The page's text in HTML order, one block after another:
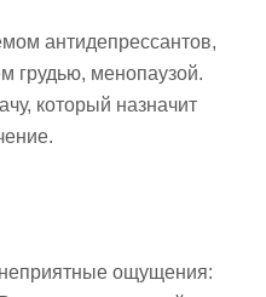
антидепрессантов,
грудью, менопаузой.
который назначит
неприятные ощущения: